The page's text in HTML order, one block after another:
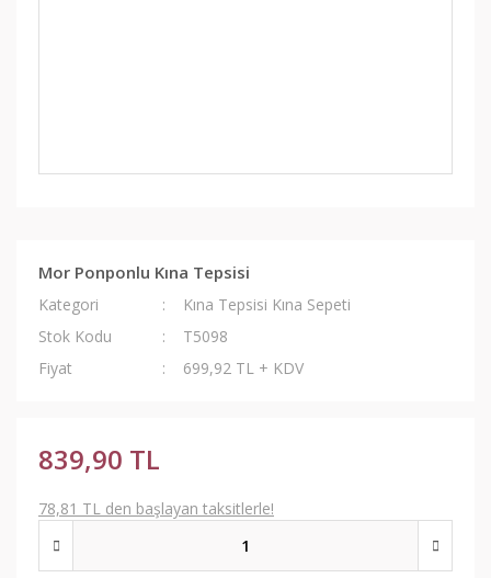
Mor Ponponlu Kına Tepsisi
Kategori
Kına Tepsisi Kına Sepeti
Stok Kodu
T5098
Fiyat
699,92 TL + KDV
839,90 TL
78,81 TL den başlayan taksitlerle!